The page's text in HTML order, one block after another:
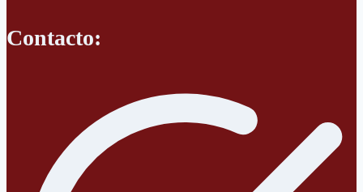
Contacto: